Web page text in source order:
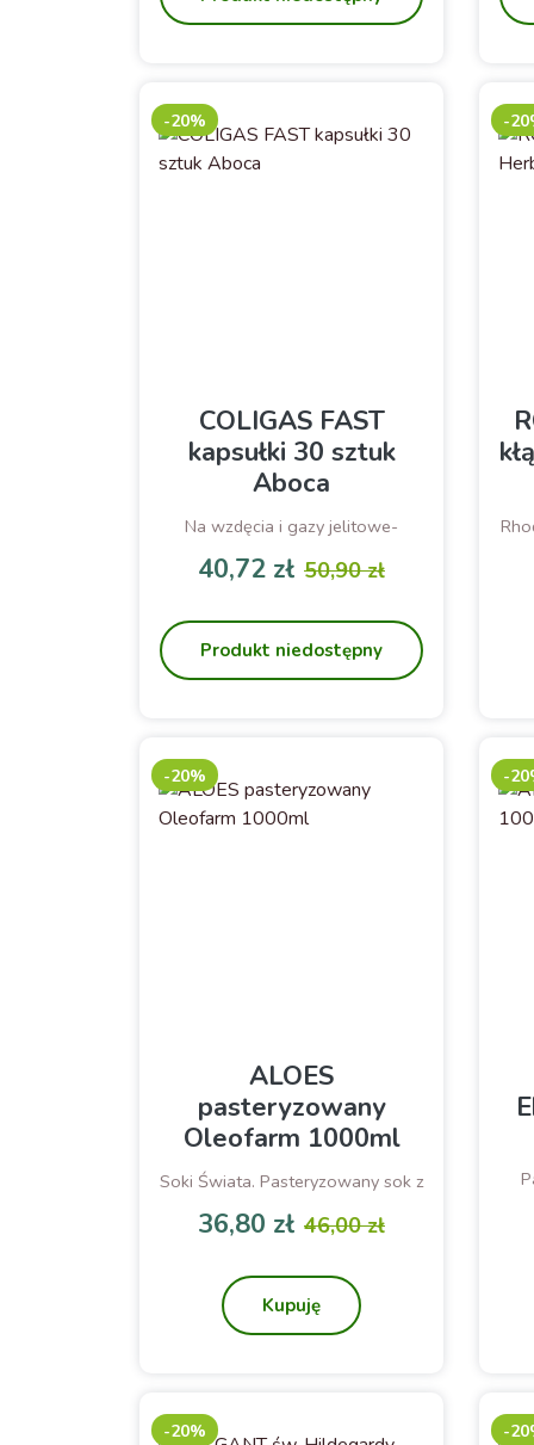
COLIGAS FAST
kapsułki 30 sztuk
Aboca
Na wzdęcia i gazy jelitowe-
40,72 zł 50,90 zł
Produkt niedostępny
-20% -
ALOES
pasteryzowany
Oleofarm 1000ml
Soki Świata. Pasteryzowany sok z
36,80 zł 46,00 zł
Kupuję
-20% -
-20% -